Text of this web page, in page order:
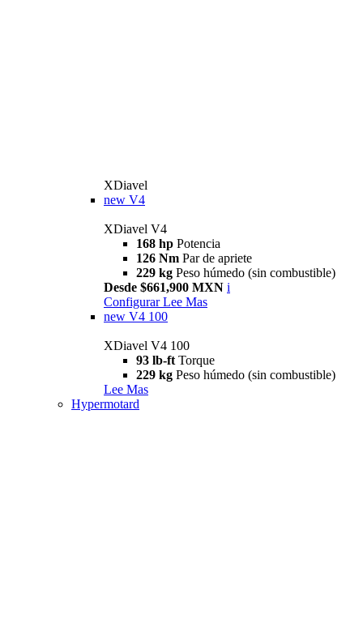
XDiavel
new V4
XDiavel V4
168 hp Potencia
126 Nm Par de apriete
229 kg Peso húmedo (sin combustible)
Desde $661,900 MXN i
Configurar Lee Mas
new V4 100
XDiavel V4 100
93 lb-ft Torque
229 kg Peso húmedo (sin combustible)
Lee Mas
Hypermotard